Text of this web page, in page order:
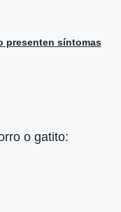
presenten síntomas
o gatito: